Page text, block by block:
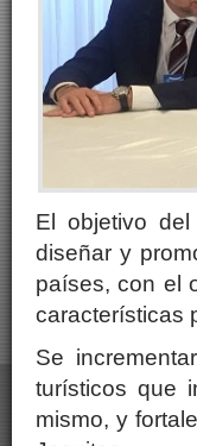
El objetivo
diseñar y
países, con el
características
Se
turísticos que
mismo, y